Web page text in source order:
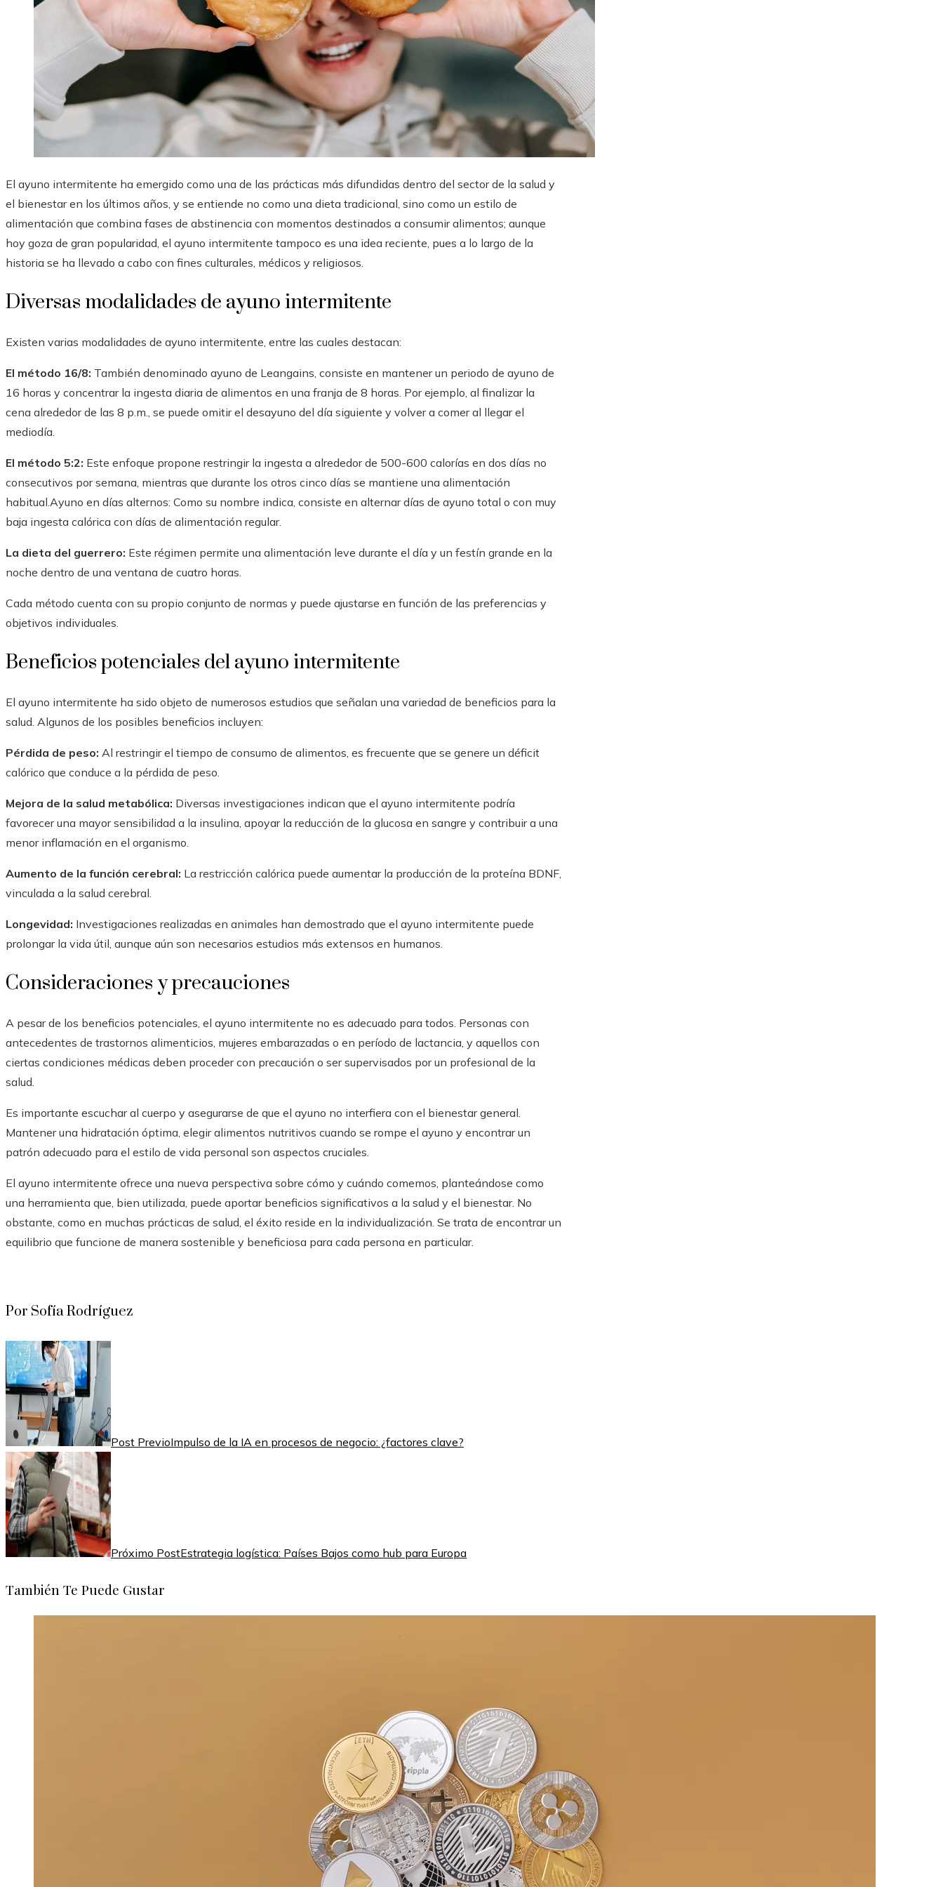
El ayuno intermitente ha emergido como una de las prácticas más difundidas dentro del sector de la salud y
el bienestar en los últimos años, y se entiende no como una dieta tradicional, sino como un estilo de
alimentación que combina fases de abstinencia con momentos destinados a consumir alimentos; aunque
hoy goza de gran popularidad, el ayuno intermitente tampoco es una idea reciente, pues a lo largo de la
historia se ha llevado a cabo con fines culturales, médicos y religiosos.
Diversas modalidades de ayuno intermitente
Existen varias modalidades de ayuno intermitente, entre las cuales destacan:
El método 16/8: También denominado ayuno de Leangains, consiste en mantener un periodo de ayuno de
16 horas y concentrar la ingesta diaria de alimentos en una franja de 8 horas. Por ejemplo, al finalizar la
cena alrededor de las 8 p.m., se puede omitir el desayuno del día siguiente y volver a comer al llegar el
mediodía.
El método 5:2: Este enfoque propone restringir la ingesta a alrededor de 500-600 calorías en dos días no
consecutivos por semana, mientras que durante los otros cinco días se mantiene una alimentación
habitual.Ayuno en días alternos: Como su nombre indica, consiste en alternar días de ayuno total o con muy
baja ingesta calórica con días de alimentación regular.
La dieta del guerrero: Este régimen permite una alimentación leve durante el día y un festín grande en la
noche dentro de una ventana de cuatro horas.
Cada método cuenta con su propio conjunto de normas y puede ajustarse en función de las preferencias y
objetivos individuales.
Beneficios potenciales del ayuno intermitente
El ayuno intermitente ha sido objeto de numerosos estudios que señalan una variedad de beneficios para la
salud. Algunos de los posibles beneficios incluyen:
Pérdida de peso: Al restringir el tiempo de consumo de alimentos, es frecuente que se genere un déficit
calórico que conduce a la pérdida de peso.
Mejora de la salud metabólica: Diversas investigaciones indican que el ayuno intermitente podría
favorecer una mayor sensibilidad a la insulina, apoyar la reducción de la glucosa en sangre y contribuir a una
menor inflamación en el organismo.
Aumento de la función cerebral: La restricción calórica puede aumentar la producción de la proteína BDNF,
vinculada a la salud cerebral.
Longevidad: Investigaciones realizadas en animales han demostrado que el ayuno intermitente puede
prolongar la vida útil, aunque aún son necesarios estudios más extensos en humanos.
Consideraciones y precauciones
A pesar de los beneficios potenciales, el ayuno intermitente no es adecuado para todos. Personas con
antecedentes de trastornos alimenticios, mujeres embarazadas o en período de lactancia, y aquellos con
ciertas condiciones médicas deben proceder con precaución o ser supervisados por un profesional de la
salud.
Es importante escuchar al cuerpo y asegurarse de que el ayuno no interfiera con el bienestar general.
Mantener una hidratación óptima, elegir alimentos nutritivos cuando se rompe el ayuno y encontrar un
patrón adecuado para el estilo de vida personal son aspectos cruciales.
El ayuno intermitente ofrece una nueva perspectiva sobre cómo y cuándo comemos, planteándose como
una herramienta que, bien utilizada, puede aportar beneficios significativos a la salud y el bienestar. No
obstante, como en muchas prácticas de salud, el éxito reside en la individualización. Se trata de encontrar un
equilibrio que funcione de manera sostenible y beneficiosa para cada persona en particular.
Por Sofía Rodríguez
Post PrevioImpulso de la IA en procesos de negocio: ¿factores clave?
Próximo PostEstrategia logística: Países Bajos como hub para Europa
También Te Puede Gustar